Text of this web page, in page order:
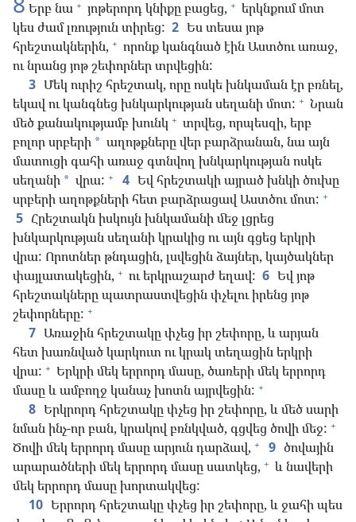
Երբ նա + յոթերորդ կնիքը բացեց, + երկնքում մոտ
կես ժամ լռություն տիրեց: 2 Ես տեսա յոթ
հրեշտակներին, + որոնք կանգնած էին Աստծու առաջ,
ու նրանց յոթ շեփորներ տրվեցին:
3 Մեկ ուրիշ հրեշտակ, որը ոսկե խնկաման էր բռնել,
եկավ ու կանգնեց խնկարկության սեղանի մոտ: + Նրան
մեծ քանակությամբ խունկ + տրվեց, որպեսզի, երբ
բոլոր սրբերի * աղոթքները վեր բարձրանան, նա այն
մատուցի գահի առաջ գտնվող խնկարկության ոսկե
սեղանի * վրա: + 4 Եվ հրեշտակի այրած խնկի ծուխը
սրբերի աղոթքների հետ բարձրացավ Աստծու մոտ: +
5 Հրեշտակն իսկույն խնկամանի մեջ լցրեց
խնկարկության սեղանի կրակից ու այն գցեց երկրի
վրա: Որոտներ թնդացին, լսվեցին ձայներ, կայծակներ
փայլատակեցին, + ու երկրաշարժ եղավ: 6 Եվ յոթ
հրեշտակները պատրաստվեցին փչելու իրենց յոթ
շեփորները: +
7 Առաջին հրեշտակը փչեց իր շեփորը, և արյան
հետ խառնված կարկուտ ու կրակ տեղացին երկրի
վրա: + Երկրի մեկ երրորդ մասը, ծառերի մեկ երրորդ
մասը և ամբողջ կանաչ խոտն այրվեցին: +
8 Երկրորդ հրեշտակը փչեց իր շեփորը, և մեծ սարի
նման ինչ-որ բան, կրակով բռնկված, գցվեց ծովի մեջ: +
Ծովի մեկ երրորդ մասը արյուն դարձավ, + 9 ծովային
արարածների մեկ երրորդ մասը սատկեց, + և նավերի
մեկ երրորդ մասը խորտակվեց:
10 Երրորդ հրեշտակը փչեց իր շեփորը, և ջահի պես